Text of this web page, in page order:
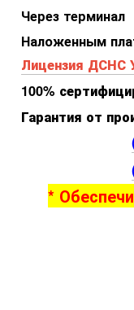
Через терминал
Наложенным
Лицензия ДСНС
100%
Гарантия от
*